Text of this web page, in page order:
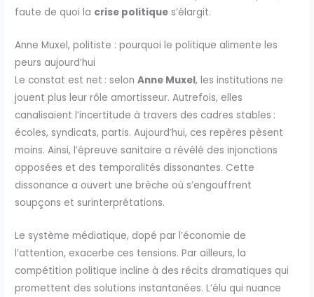
faute de quoi la crise politique s’élargit.
Anne Muxel, politiste : pourquoi le politique alimente les
peurs aujourd’hui
Le constat est net : selonAnne Muxel, les institutions ne
jouent plus leur rôle amortisseur. Autrefois, elles
canalisaient l’incertitude à travers des cadres stables :
écoles, syndicats, partis. Aujourd’hui, ces repères pèsent
moins. Ainsi, l’épreuve sanitaire a révélé des injonctions
opposées et des temporalités dissonantes. Cette
dissonance a ouvert une brèche où s’engouffrent
soupçons et surinterprétations.
Le système médiatique, dopé par l’économie de
l’attention, exacerbe ces tensions. Par ailleurs, la
compétition politique incline à des récits dramatiques qui
promettent des solutions instantanées. L’élu qui nuance